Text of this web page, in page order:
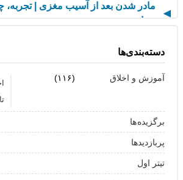
مادر شدن بعد از آسیب مغزی | تجربه،
حمایت
از کسالت تا انگیزه | راز جذاب شدن
رهبران خاکستری | وقتی خم کردن
فناوری‌های نوین جایگزین تجربه
نیستند
دسته‌بندی‌ها
آموزش و اخلاق (۱۱۶)
برگزیده ها
پربازدیدها
تیتر اول